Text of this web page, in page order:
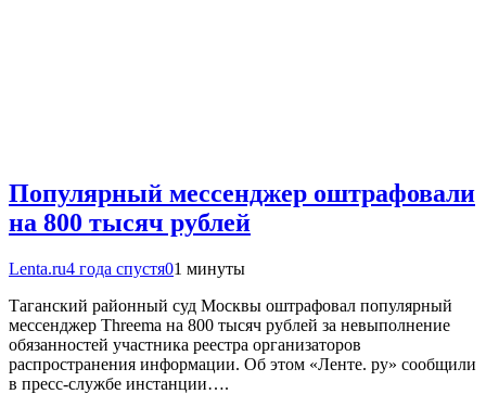
Популярный мессенджер оштрафовали
на 800 тысяч рублей
Lenta.ru4 года спустя01 минуты
Таганский районный суд Москвы оштрафовал популярный
мессенджер Threema на 800 тысяч рублей за невыполнение
обязанностей участника реестра организаторов
распространения информации. Об этом «Ленте. ру» сообщили
в пресс-службе инстанции….